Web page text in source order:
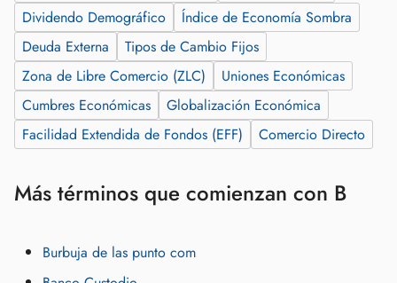
Dividendo Demográfico
Índice de Economía Sombra
Deuda Externa
Tipos de Cambio Fijos
Zona de Libre Comercio (ZLC)
Uniones Económicas
Cumbres Económicas
Globalización Económica
Facilidad Extendida de Fondos (EFF)
Comercio Directo
Más términos que comienzan con B
Burbuja de las punto com